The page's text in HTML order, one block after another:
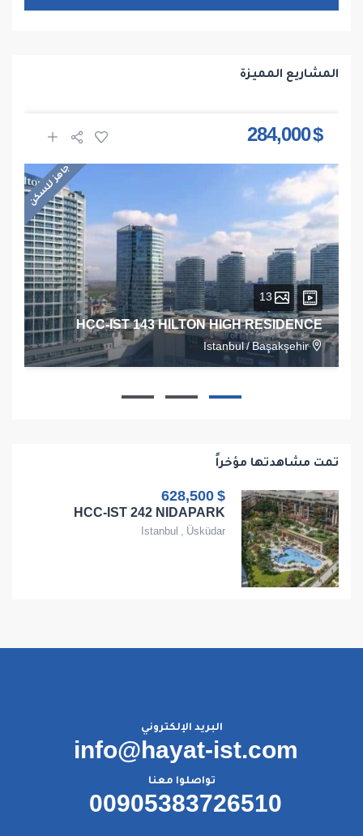
المشاريع المميزة
$ 284,000
جاهز للسكن
HCC-IST 143 HILTON HIGH RESIDENCE
Istanbul / Başakşehir
تمت مشاهدتها مؤخراً
$ 628,500
HCC-IST 242 NIDAPARK
Istanbul , Üsküdar
البريد الإلكتروني
info@hayat-ist.com
تواصلوا معنا
00905383726510